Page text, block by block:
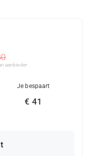
aanbieder
Je bespaart
€ 41